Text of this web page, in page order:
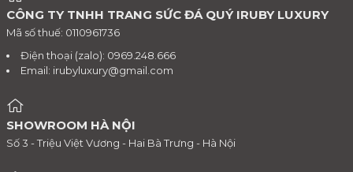
CÔNG TY TNHH TRANG SỨC ĐÁ QUÝ IRUBY LUXURY
Mã số thuế: 0110961736
Điện thoại (zalo): 0969.248.666
Email: irubyluxury@gmail.com
SHOWROOM HÀ NỘI
Số 3 - Triệu Việt Vương - Hai Bà Trưng - Hà Nội